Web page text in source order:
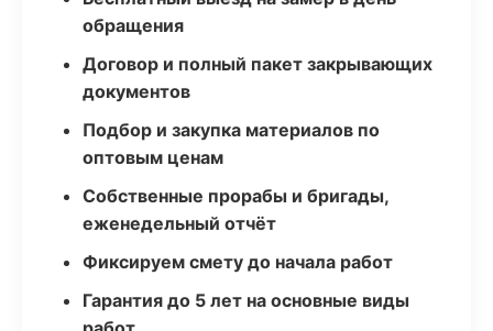
обращения
Договор и полный пакет закрывающих
документов
Подбор и закупка материалов по
оптовым ценам
Собственные прорабы и бригады,
еженедельный отчёт
Фиксируем смету до начала работ
Гарантия до 5 лет на основные виды